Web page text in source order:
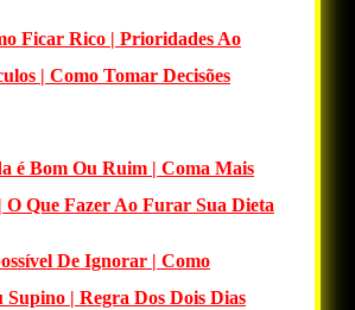
Ficar Rico | Prioridades Ao
| Como Tomar Decisões
é Bom Ou Ruim | Coma Mais
Que Fazer Ao Furar Sua Dieta
De Ignorar | Como
| Regra Dos Dois Dias